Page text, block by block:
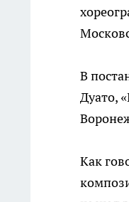
В
Дуато,
Как